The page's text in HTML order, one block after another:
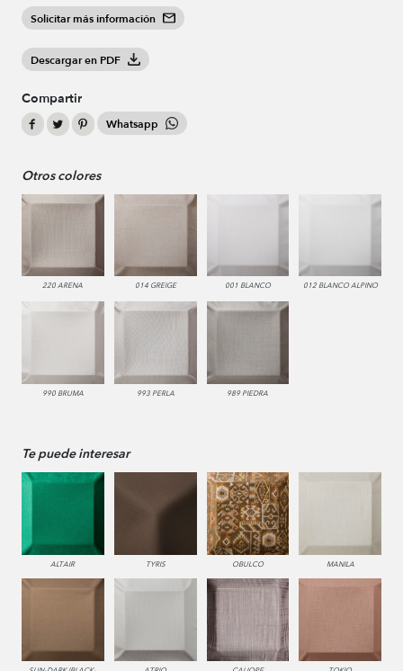
Solicitar más información
Descargar en PDF
Compartir
Whatsapp
Otros colores
220 ARENA 014 GREIGE 001 BLANCO 012 BLANCO ALPINO
990 BRUMA 993 PERLA 989 PIEDRA
Te puede interesar
ALTAIR TYRIS OBULCO MANILA